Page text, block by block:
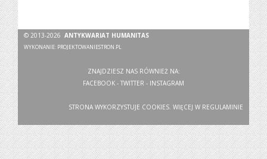
© 2013-2026ANTYKWARIAT HUMANITAS
WYKONANIE: PROJEKTOWANIESTRON.PL
ZNAJDZIESZ NAS RÓWNIEŻ NA:
FACEBOOK - TWITTER - INSTAGRAM
STRONA WYKORZYSTUJE COOKIES. WIĘCEJ W REGULAMINIE